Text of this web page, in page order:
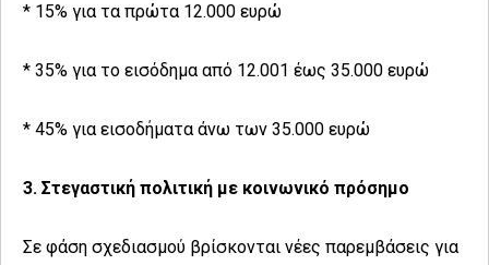
* 15% για τα πρώτα 12.000 ευρώ
* 35% για το εισόδημα από 12.001 έως 35.000 ευρώ
* 45% για εισοδήματα άνω των 35.000 ευρώ
3. Στεγαστική πολιτική με κοινωνικό πρόσημο
Σε φάση σχεδιασμού βρίσκονται νέες παρεμβάσεις για